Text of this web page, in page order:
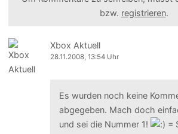
bzw. registrieren.
Xbox Aktuell
28.11.2008, 13:54 Uhr
Es wurden noch keine
abgegeben. Mach doch
und sei die Nummer 1!